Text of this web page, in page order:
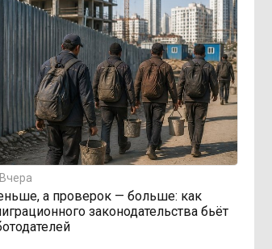
а проверок — больше: как
законодательства бьёт